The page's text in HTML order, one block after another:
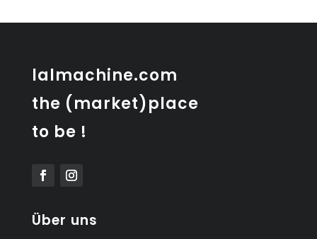
lalmachine.com
the (market)place
to be !
Über uns